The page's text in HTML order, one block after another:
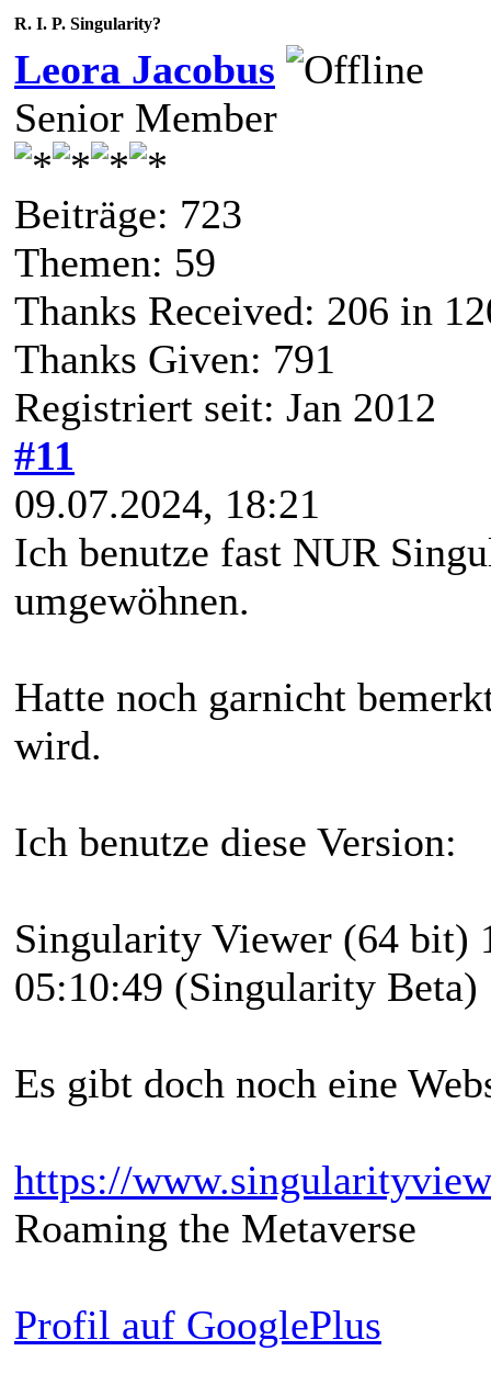
R. I. P. Singularity?
Leora Jacobus
Senior Member
Beiträge: 723
Themen: 59
Thanks Received: 206 in
Thanks Given: 791
Registriert seit: Jan 2012
#11
09.07.2024, 18:21
Ich benutze fast NUR
umgewöhnen.
Hatte noch garnicht
wird.
Ich benutze diese Version:
Singularity Viewer (64 bit)
05:10:49 (Singularity Beta)
Es gibt doch noch eine
https://
Roaming the Metaverse
Profil auf GooglePlus